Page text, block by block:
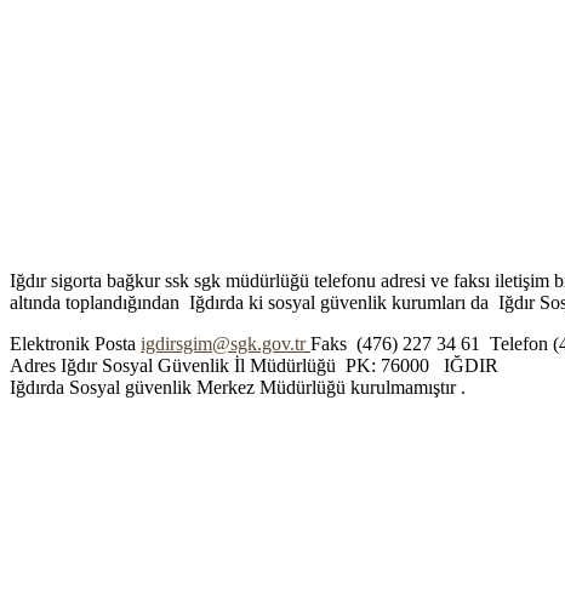
Iğdır sigorta bağkur ssk sgk müdürlüğü telefonu adresi ve faksı
altında toplandığından Iğdırda ki sosyal güvenlik kurumları da Iğdır
Elektronik Posta igdirsgim@sgk.gov.trFaks (476) 227 34 61 Telefon
Adres Iğdır Sosyal Güvenlik İl Müdürlüğü PK: 76000 IĞDIR
Iğdırda Sosyal güvenlik Merkez Müdürlüğü kurulmamıştır .